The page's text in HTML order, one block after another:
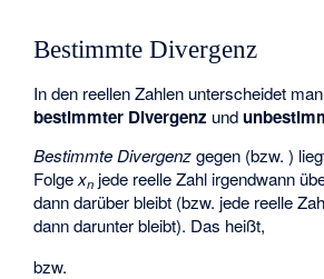
Bestimmte Divergenz
In den reellen Zahlen unterscheidet
bestimmter Divergenz und
Bestimmte Divergenzgegen (bzw.)
Folgexn jede reelle Zahl irgendwann
dann darüber bleibt (bzw. jede reelle
dann darunter bleibt). Das heißt,
bzw.